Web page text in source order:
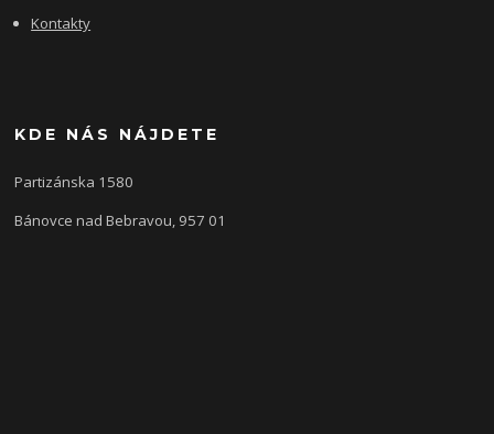
Kontakty
KDE NÁS NÁJDETE
Partizánska 1580
Bánovce nad Bebravou, 957 01